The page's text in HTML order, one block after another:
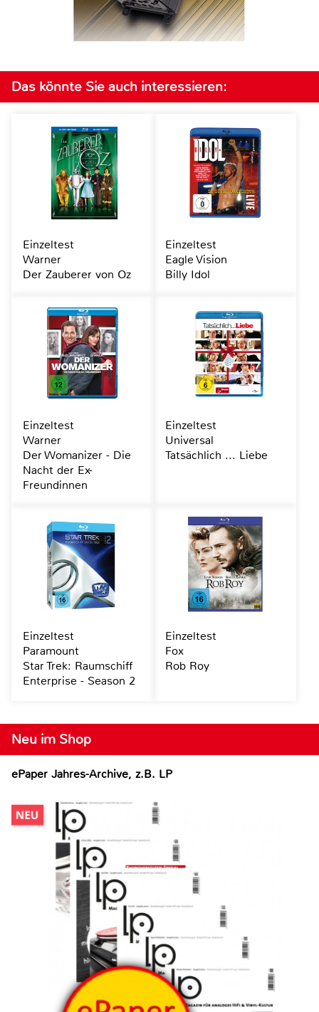
Neu im Shop
ePaper Jahres-Archive, z.B. LP
Das könnte Sie auch interessieren:
Einzeltest
Warner
Der Zauberer von Oz
Einzeltest
Eagle Vision
Billy Idol
Einzeltest
Warner
Der Womanizer - Die
Nacht der Ex-
Freundinnen
Einzeltest
Universal
Tatsächlich ... Liebe
Einzeltest
Paramount
Star Trek: Raumschiff
Enterprise - Season 2
Einzeltest
Fox
Rob Roy